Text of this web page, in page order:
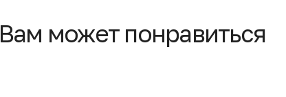
Вам может понравиться